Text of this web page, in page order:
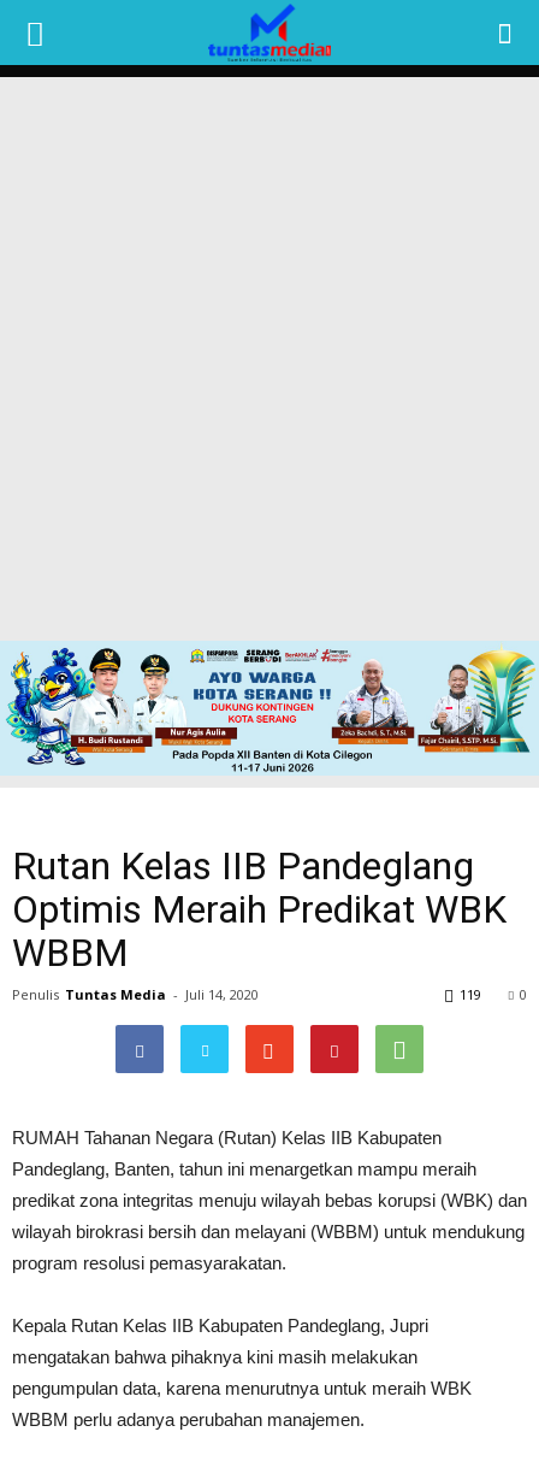
Rutan Kelas IIB Pandeglang
Optimis Meraih Predikat WBK
WBBM
Penulis Tuntas Media - Juli 14, 2020 0
119
RUMAH Tahanan Negara (Rutan) Kelas IIB Kabupaten
Pandeglang, Banten, tahun ini menargetkan mampu meraih
predikat zona integritas menuju wilayah bebas korupsi (WBK) dan
wilayah birokrasi bersih dan melayani (WBBM) untuk mendukung
program resolusi pemasyarakatan.
Kepala Rutan Kelas IIB Kabupaten Pandeglang, Jupri
mengatakan bahwa pihaknya kini masih melakukan
pengumpulan data, karena menurutnya untuk meraih WBK
WBBM perlu adanya perubahan manajemen.